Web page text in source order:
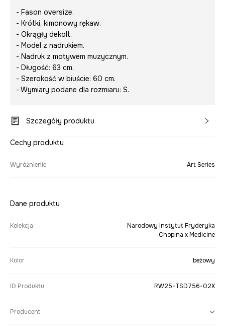
- Fason oversize.
- Krótki, kimonowy rękaw.
- Okrągły dekolt.
- Model z nadrukiem.
- Nadruk z motywem muzycznym.
- Długość: 63 cm.
- Szerokość w biuście: 60 cm.
- Wymiary podane dla rozmiaru: S.
Szczegóły produktu
Cechy produktu
Wyróżnienie Art Series
Dane produktu
Kolekcja
Narodowy Instytut Fryderyka
Chopina x Medicine
Kolor beżowy
ID Produktu RW25-TSD756-02X
Producent